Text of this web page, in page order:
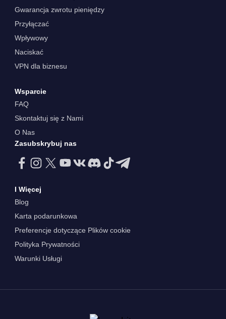
Gwarancja zwrotu pieniędzy
Przyłączać
Wpływowy
Naciskać
VPN dla biznesu
Wsparcie
FAQ
Skontaktuj się z Nami
O Nas
Zasubskrybuj nas
I Więcej
Blog
Karta podarunkowa
Preferencje dotyczące Plików cookie
Polityka Prywatności
Warunki Usługi